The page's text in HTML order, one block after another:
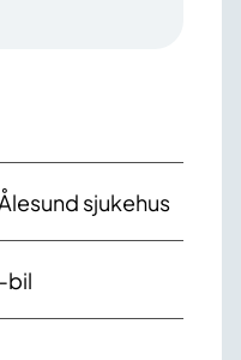
sjukehus
bil